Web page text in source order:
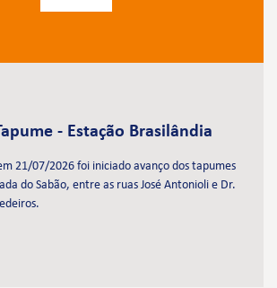
- Estação Brasilândia
21/07/2026 foi iniciado avanço dos tapumes
do Sabão, entre as ruas José Antonioli e Dr.